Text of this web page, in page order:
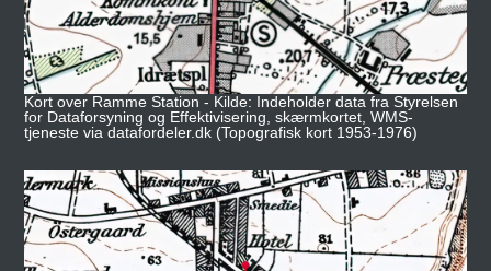
Kort over Ramme Station - Kilde: Indeholder data fra Styrelsen
for Dataforsyning og Effektivisering, skærmkortet, WMS-
tjeneste via datafordeler.dk (Topografisk kort 1953-1976)